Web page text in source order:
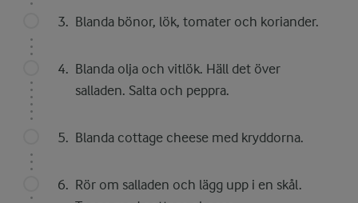
Blanda bönor, lök, tomater och koriander.
Blanda olja och vitlök. Häll det över
salladen. Salta och peppra.
Blanda cottage cheese med kryddorna.
Rör om salladen och lägg upp i en skål.